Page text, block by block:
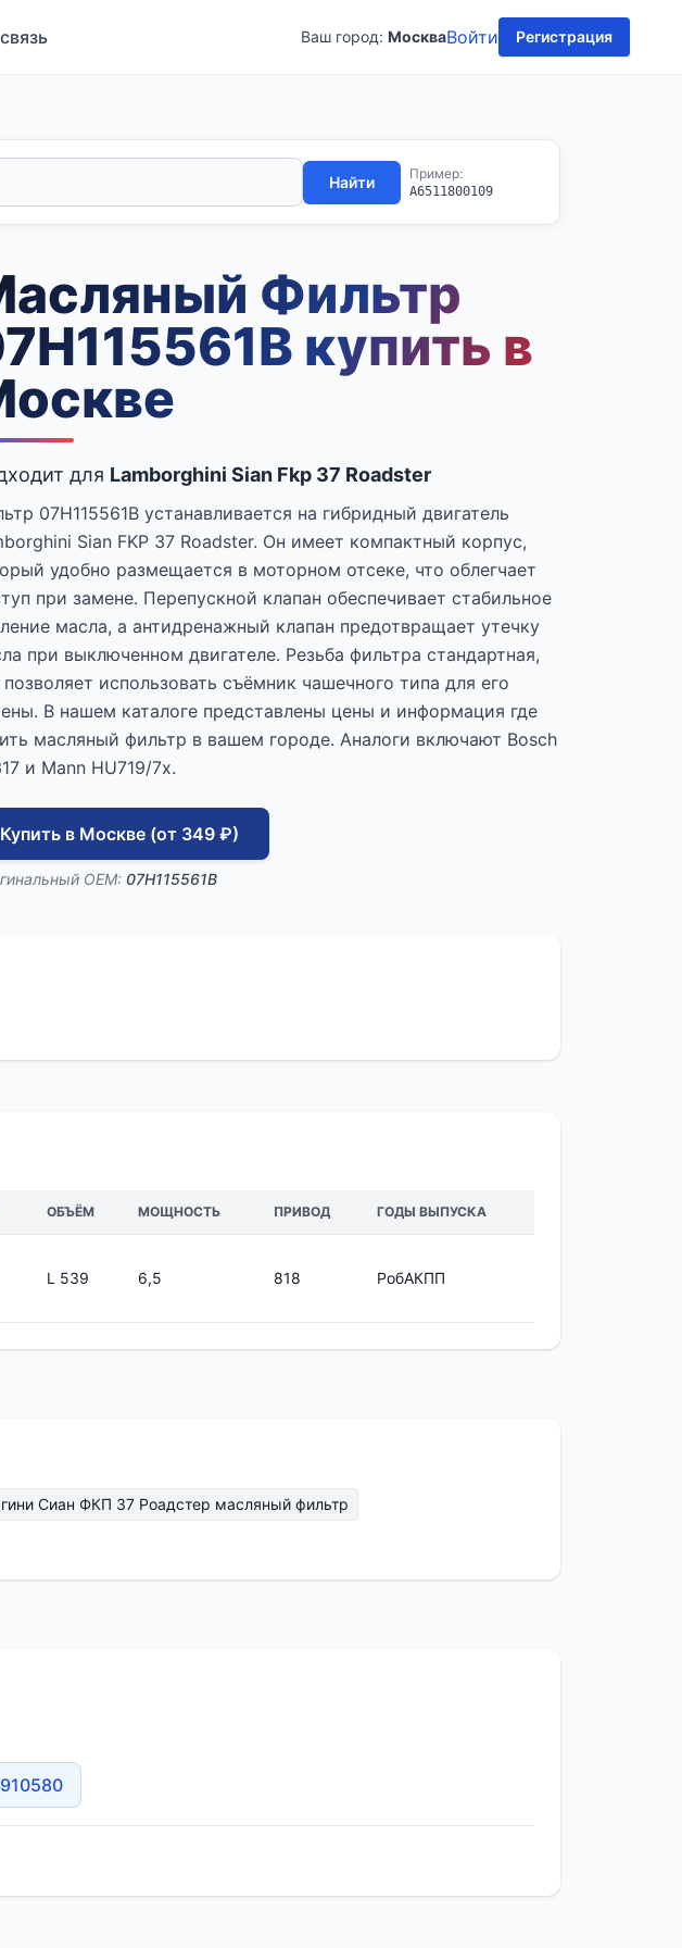
Ваш город: МоскваВойти Регистрация
Найти Пример:
A6511800109
Фильтр
купить в
для Lamborghini Sian Fkp 37 Roadster
07H115561B устанавливается на гибридный двигатель
Sian FKP 37 Roadster. Он имеет компактный корпус,
удобно размещается в моторном отсеке, что облегчает
при замене. Перепускной клапан обеспечивает стабильное
масла, а антидренажный клапан предотвращает утечку
при выключенном двигателе. Резьба фильтра стандартная,
позволяет использовать съёмник чашечного типа для его
В нашем каталоге представлены цены и информация где
масляный фильтр в вашем городе. Аналоги включают Bosch
и Mann HU719/7x.
Купить в Москве (от 349 ₽)
OEM: 07H115561B
ОБЪЁМ МОЩНОСТЬ ПРИВОД ГОДЫ ВЫПУСКА
L 539 6,5 818 РобАКПП
Сиан ФКП 37 Роадстер масляный фильтр